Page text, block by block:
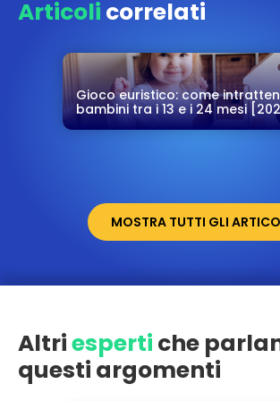
Articoli correlati
Gioco euristico: come
bambini tra i 13 e i 24 mesi
MOSTRA TUTTI GLI
Altriesperti che
questi argomenti